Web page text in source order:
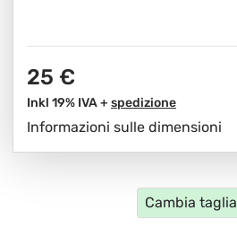
25 €
Inkl 19% IVA + spedizione
Informazioni sulle dimensioni
Cambia taglia